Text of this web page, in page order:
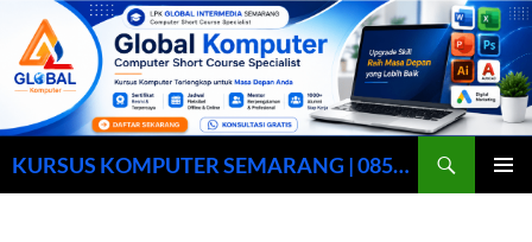
KURSUS KOMPUTER SEMARANG | 0857-0158-9003